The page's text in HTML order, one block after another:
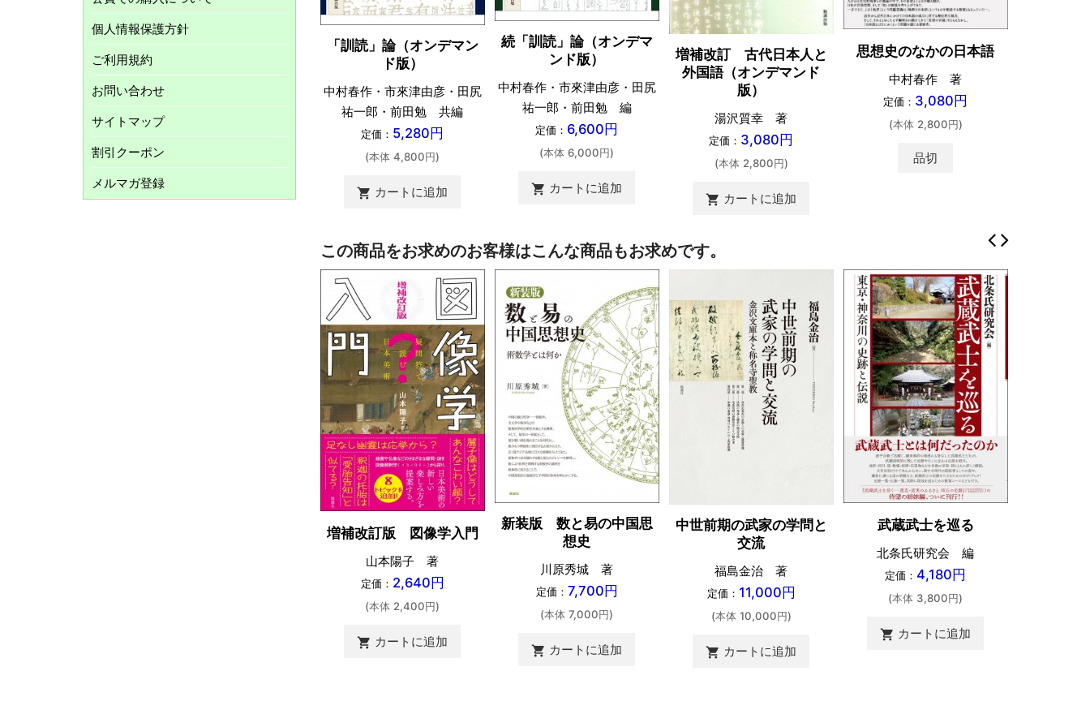
「訓読」論（オンデマン
ド版）
中村春作・市來津由彦・田尻
祐一郎・前田勉 共編
定価： 5,280円
(本体 4,800円)
shopping_cart カートに追加
続「訓読」論（オンデマ
ンド版）
中村春作・市來津由彦・田尻
祐一郎・前田勉 編
定価： 6,600円
(本体 6,000円)
shopping_cart カートに追加
増補改訂 古代日本人と
外国語（オンデマンド
版）
湯沢質幸 著
定価： 3,080円
(本体 2,800円)
shopping_cart カートに追加
思想史のなかの日本語
中村春作 著
定価： 3,080円
(本体 2,800円)
品切
この商品をお求めのお客様はこんな商品もお求めです。
増補改訂版 図像学入門
山本陽子 著
定価： 2,640円
(本体 2,400円)
shopping_cart カートに追加
新装版 数と易の中国思
想史
川原秀城 著
定価： 7,700円
(本体 7,000円)
shopping_cart カートに追加
中世前期の武家の学問と
交流
福島金治 著
定価： 11,000円
(本体 10,000円)
shopping_cart カートに追加
武蔵武士を巡る
北条氏研究会 編
定価： 4,180円
(本体 3,800円)
shopping_cart カートに追加
個人情報保護方針
ご利用規約
お問い合わせ
サイトマップ
割引クーポン
メルマガ登録